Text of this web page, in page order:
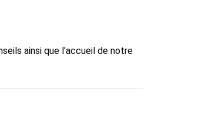
ainsi que l'accueil de notre